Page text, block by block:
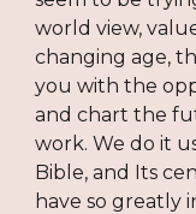
world view,
changing age,
you with the
and chart the
work. We do it
Bible, and Its
have so greatly